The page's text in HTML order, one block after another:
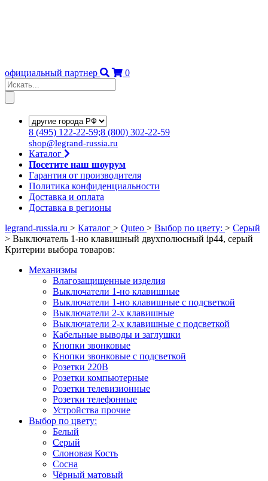
официальный партнер 0
8 (495) 122-22-59;8 (800) 302-22-59
shop@legrand-russia.ru
Каталог
Посетите наш шоурум
Гарантия от производителя
Политика конфиденциальности
Доставка и оплата
Доставка в регионы
legrand-russia.ru > Каталог > Quteo > Выбор по цвету: > Серый
> Выключатель 1-но клавишный двухполюсный ip44, серый
Критерии выбора товаров:
Механизмы
Влагозащищенные изделия
Выключатели 1-но клавишные
Выключатели 1-но клавишные с подсветкой
Выключатели 2-х клавишные
Выключатели 2-х клавишные с подсветкой
Кабельные выводы и заглушки
Кнопки звонковые
Кнопки звонковые с подсветкой
Розетки 220В
Розетки компьютерные
Розетки телевизионные
Розетки телефонные
Устройства прочие
Выбор по цвету:
Белый
Серый
Слоновая Кость
Сосна
Чёрный матовый